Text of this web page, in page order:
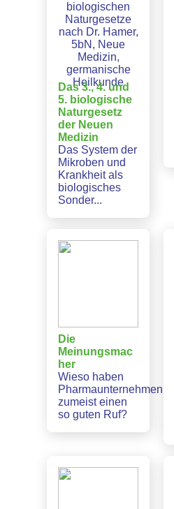
Das 3., 4. und
5. biologische
Naturgesetz
der Neuen
Medizin
Das System der
Mikroben und
Krankheit als
biologisches
Sonder...
Die
Meinungsmac
her
Wieso haben
Pharmaunternehmen
zumeist einen
so guten Ruf?